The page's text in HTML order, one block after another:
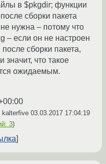
в $pkgdir; функции
сборки пакета
нужна – потому что
– если он не настроен
сборки пакета,
значит, что такое
ожидаемым.
kalterfive 03.03.2017 17:04:19
3)